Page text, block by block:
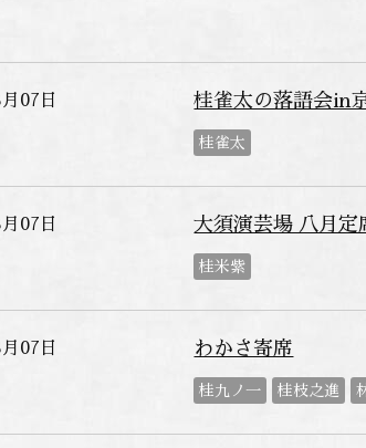
07日 桂雀太の落語会in
桂雀太
07日 大須演芸場 八月定
桂米紫
07日 わかさ寄席
桂九ノ一 桂枝之進